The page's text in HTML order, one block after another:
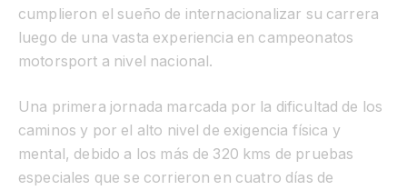
cumplieron el sueño de internacionalizar su carrera
luego de una vasta experiencia en campeonatos
motorsport a nivel nacional.
Una primera jornada marcada por la dificultad de los
caminos y por el alto nivel de exigencia física y
mental, debido a los más de 320 kms de pruebas
especiales que se corrieron en cuatro días de